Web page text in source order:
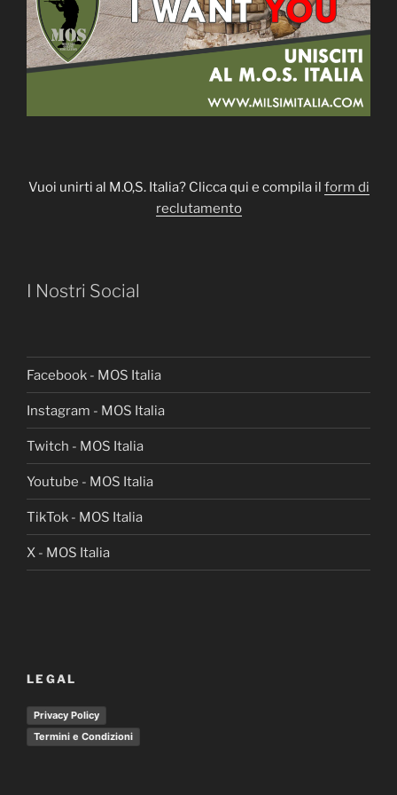
Vuoi unirti al M.O,S. Italia? Clicca qui e compila il form di
reclutamento
I Nostri Social
Facebook - MOS Italia
Instagram - MOS Italia
Twitch - MOS Italia
Youtube - MOS Italia
TikTok - MOS Italia
X - MOS Italia
LEGAL
Privacy Policy
Termini e Condizioni